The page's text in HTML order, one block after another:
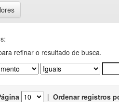
refinar o resultado de busca.
| Ordenar registros